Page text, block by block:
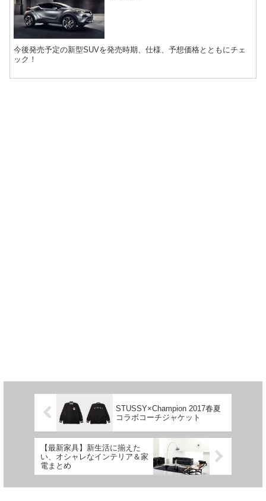
今後発売予定の新型SUVを発売時期、仕様、予想価格とともにチェ
ック！
STUSSY×Champion 2017春夏
コラボコーチジャケット
【最新家具】新生活に揃えた
い、オシャレなインテリア＆家
電まとめ